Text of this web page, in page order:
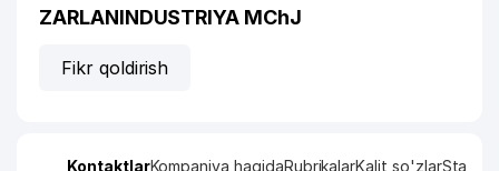
ZARLANINDUSTRIYA MChJ
Fikr qoldirish
KontaktlarKompaniya haqidaRubrikalarKalit so'zlar